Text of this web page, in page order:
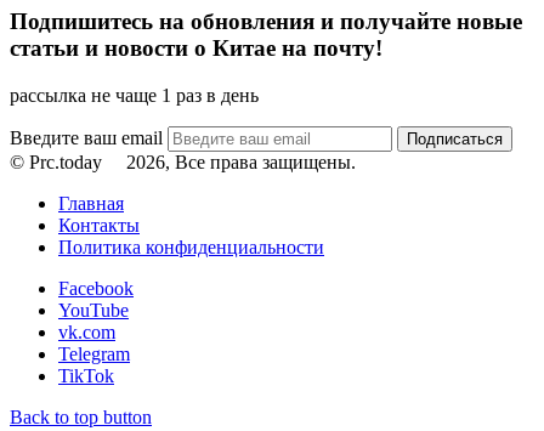
Подпишитесь на обновления и получайте новые
статьи и новости о Китае на почту!
рассылка не чаще 1 раз в день
Введите ваш email
© Prc.today
2026, Все права защищены.
Главная
Контакты
Политика конфиденциальности
Facebook
YouTube
vk.com
Telegram
TikTok
Back to top button